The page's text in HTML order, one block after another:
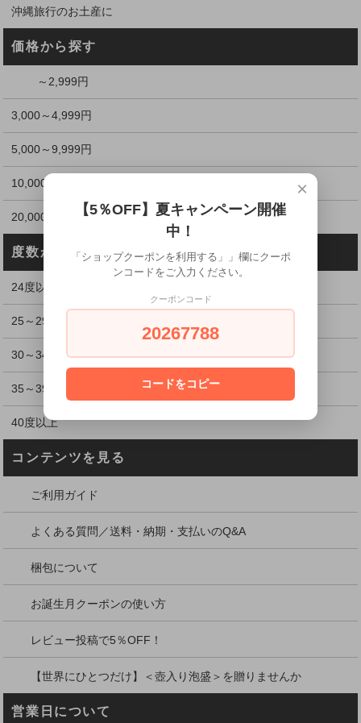
沖縄旅行のお土産に
価格から探す
～2,999円
3,000～4,999円
5,000～9,999円
10,000～19,999円
20,000円以上
度数から探す
24度以下
25～29度
30～34度
35～39度
40度以上
コンテンツを見る
ご利用ガイド
よくある質問／送料・納期・支払いのQ&A
梱包について
お誕生月クーポンの使い方
レビュー投稿で5％OFF！
【世界にひとつだけ】＜壺入り泡盛＞を贈りませんか
営業日について
×
【5％OFF】夏キャンペーン開催
中！
「ショップクーポンを利用する」」欄にクーポ
ンコードをご入力ください。
クーポンコード
20267788
コードをコピー